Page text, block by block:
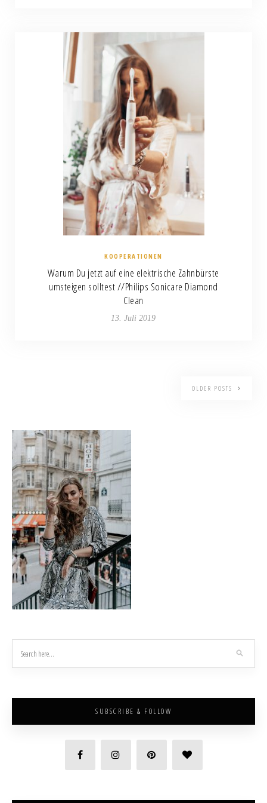
KOOPERATIONEN
Warum Du jetzt auf eine elektrische Zahnbürste
umsteigen solltest //Philips Sonicare Diamond
Clean
13. Juli 2019
OLDER POSTS
SUBSCRIBE & FOLLOW